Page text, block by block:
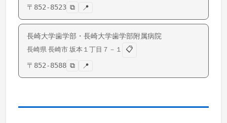
〒 852-8523 ⧉ 📍
長崎大学歯学部・長崎大学歯学部附属病院
長崎県 長崎市 坂本 １丁目７－１
📋
〒 852-8588 ⧉ 📍